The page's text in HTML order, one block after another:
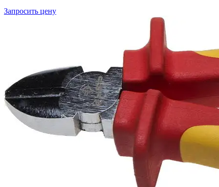
Запросить цену